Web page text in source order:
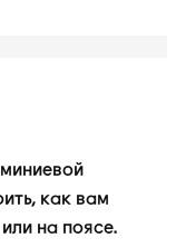
как вам
на поясе.